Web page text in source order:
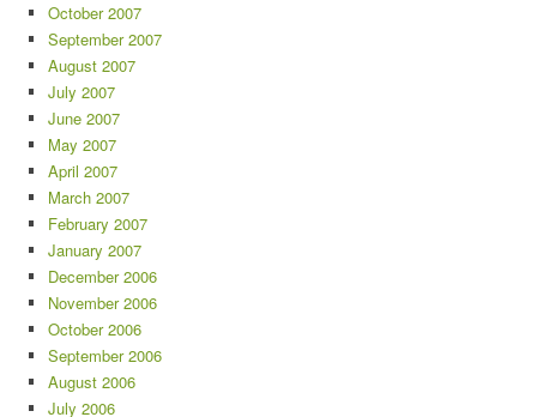
October 2007
September 2007
August 2007
July 2007
June 2007
May 2007
April 2007
March 2007
February 2007
January 2007
December 2006
November 2006
October 2006
September 2006
August 2006
July 2006